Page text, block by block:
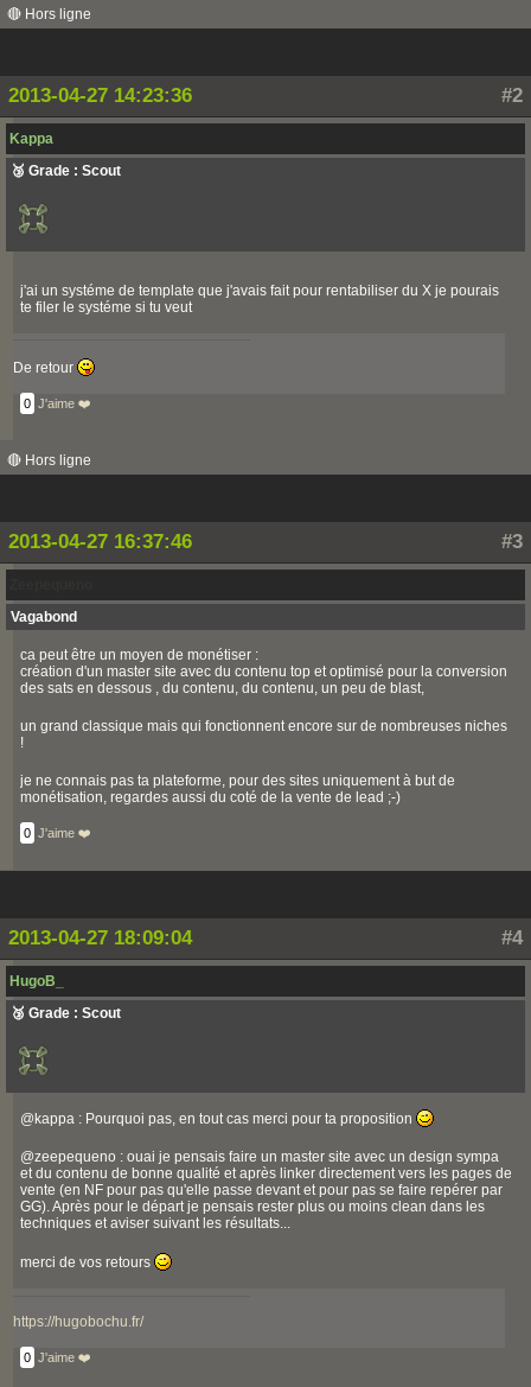
🔴 Hors ligne
#2
2013-04-27 14:23:36
Kappa
🥉 Grade : Scout
j'ai un systéme de template que j'avais fait pour rentabiliser du X je pourais
te filer le systéme si tu veut
De retour
0 J'aime ❤️
🔴 Hors ligne
#3
2013-04-27 16:37:46
Vagabond
ca peut être un moyen de monétiser :
création d'un master site avec du contenu top et optimisé pour la conversion
des sats en dessous , du contenu, du contenu, un peu de blast,
un grand classique mais qui fonctionnent encore sur de nombreuses niches
!
je ne connais pas ta plateforme, pour des sites uniquement à but de
monétisation, regardes aussi du coté de la vente de lead ;-)
0 J'aime ❤️
#4
2013-04-27 18:09:04
HugoB_
🥉 Grade : Scout
@kappa : Pourquoi pas, en tout cas merci pour ta proposition
@zeepequeno : ouai je pensais faire un master site avec un design sympa
et du contenu de bonne qualité et après linker directement vers les pages de
vente (en NF pour pas qu'elle passe devant et pour pas se faire repérer par
GG). Après pour le départ je pensais rester plus ou moins clean dans les
techniques et aviser suivant les résultats...
merci de vos retours
https://hugobochu.fr/
0 J'aime ❤️